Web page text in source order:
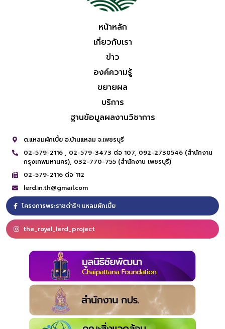
หน้าหลัก
เกี่ยวกับเรา
ข่าว
องค์ความรู้
ขยายผล
บริการ
ฐานข้อมูลผลงานวิชาการ
ต.แหลมผักเบี้ย อ.บ้านแหลม จ.เพชรบุรี
02-579-2116 , 02-579-3473 ต่อ 107, 092-2730546 (สำนักงาน
กรุงเทพมหานคร), 032-770-755 (สำนักงาน เพชรบุรี)
02-579-2116 ต่อ 112
lerd.in.th@gmail.com
โครงการพระราชดำริฯ แหลมผักเบี้ย
the_royal_lerd_project